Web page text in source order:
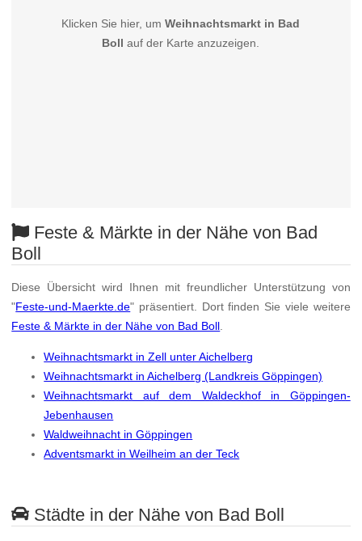
Klicken Sie hier, umWeihnachtsmarkt in Bad
Boll auf der Karte anzuzeigen.
Feste & Märkte in der Nähe von Bad
Boll
Diese Übersicht wird Ihnen mit freundlicher Unterstützung von
"Feste-und-Maerkte.de" präsentiert. Dort finden Sie viele weitere
Feste & Märkte in der Nähe von Bad Boll
Weihnachtsmarkt in Zell unter Aichelberg
Weihnachtsmarkt in Aichelberg (Landkreis Göppingen)
Weihnachtsmarkt auf dem Waldeckhof in Göppingen-
Jebenhausen
Waldweihnacht in Göppingen
Adventsmarkt in Weilheim an der Teck
Städte in der Nähe von Bad Boll